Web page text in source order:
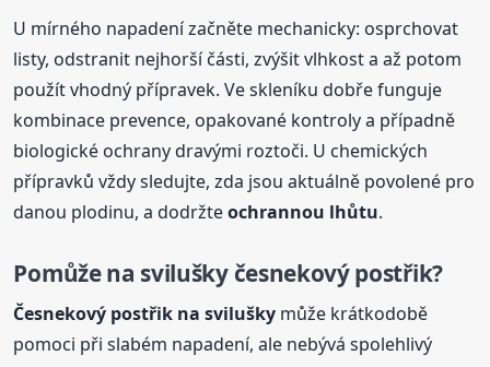
U mírného napadení začněte mechanicky: osprchovat
listy, odstranit nejhorší části, zvýšit vlhkost a až potom
použít vhodný přípravek. Ve skleníku dobře funguje
kombinace prevence, opakované kontroly a případně
biologické ochrany dravými roztoči. U chemických
přípravků vždy sledujte, zda jsou aktuálně povolené pro
danou plodinu, a dodržteochrannou lhůtu.
Pomůže na svilušky česnekový postřik?
Česnekový postřik na svilušky může krátkodobě
pomoci při slabém napadení, ale nebývá spolehlivý